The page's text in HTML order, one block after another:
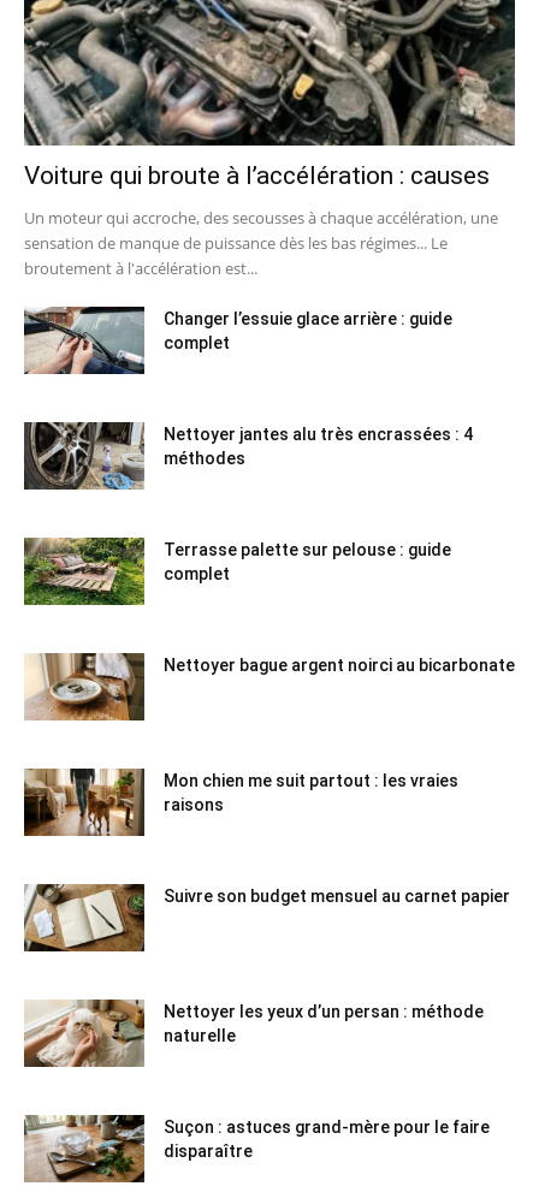
Voiture qui broute à l’accélération : causes
Un moteur qui accroche, des secousses à chaque accélération, une
sensation de manque de puissance dès les bas régimes... Le
broutement à l'accélération est...
Changer l’essuie glace arrière : guide
complet
Nettoyer jantes alu très encrassées : 4
méthodes
Terrasse palette sur pelouse : guide
complet
Nettoyer bague argent noirci au bicarbonate
Mon chien me suit partout : les vraies
raisons
Suivre son budget mensuel au carnet papier
Nettoyer les yeux d’un persan : méthode
naturelle
Suçon : astuces grand-mère pour le faire
disparaître